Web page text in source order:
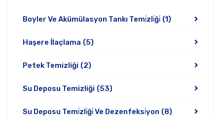
Boyler Ve Akümülasyon Tankı Temi̇zli̇ği̇ (1)
Haşere İlaçlama (5)
Petek Temizliği (2)
Su Deposu Temizliği (53)
Su Deposu Temi̇zli̇ği̇ Ve Dezenfeksi̇yon (8)